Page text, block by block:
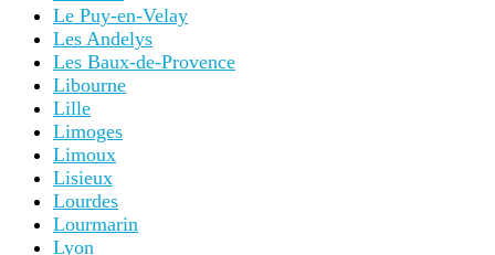
Le Puy-en-Velay
Les Andelys
Les Baux-de-Provence
Libourne
Lille
Limoges
Limoux
Lisieux
Lourdes
Lourmarin
Lyon